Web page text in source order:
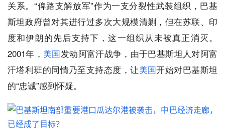
关系。“俾路支解放军”作为一支分裂性武装组织，巴基
斯坦政府曾对其进行过多次大规模清剿，但在苏联、印
度和伊朗的先后支持下，这一组织从未被真正消灭。
2001年， 美国发动阿富汗战争，由于巴基斯坦人对阿富
汗塔利班的同情乃至支持态度，让美国开始对巴基斯坦
的“忠诚”感到怀疑。